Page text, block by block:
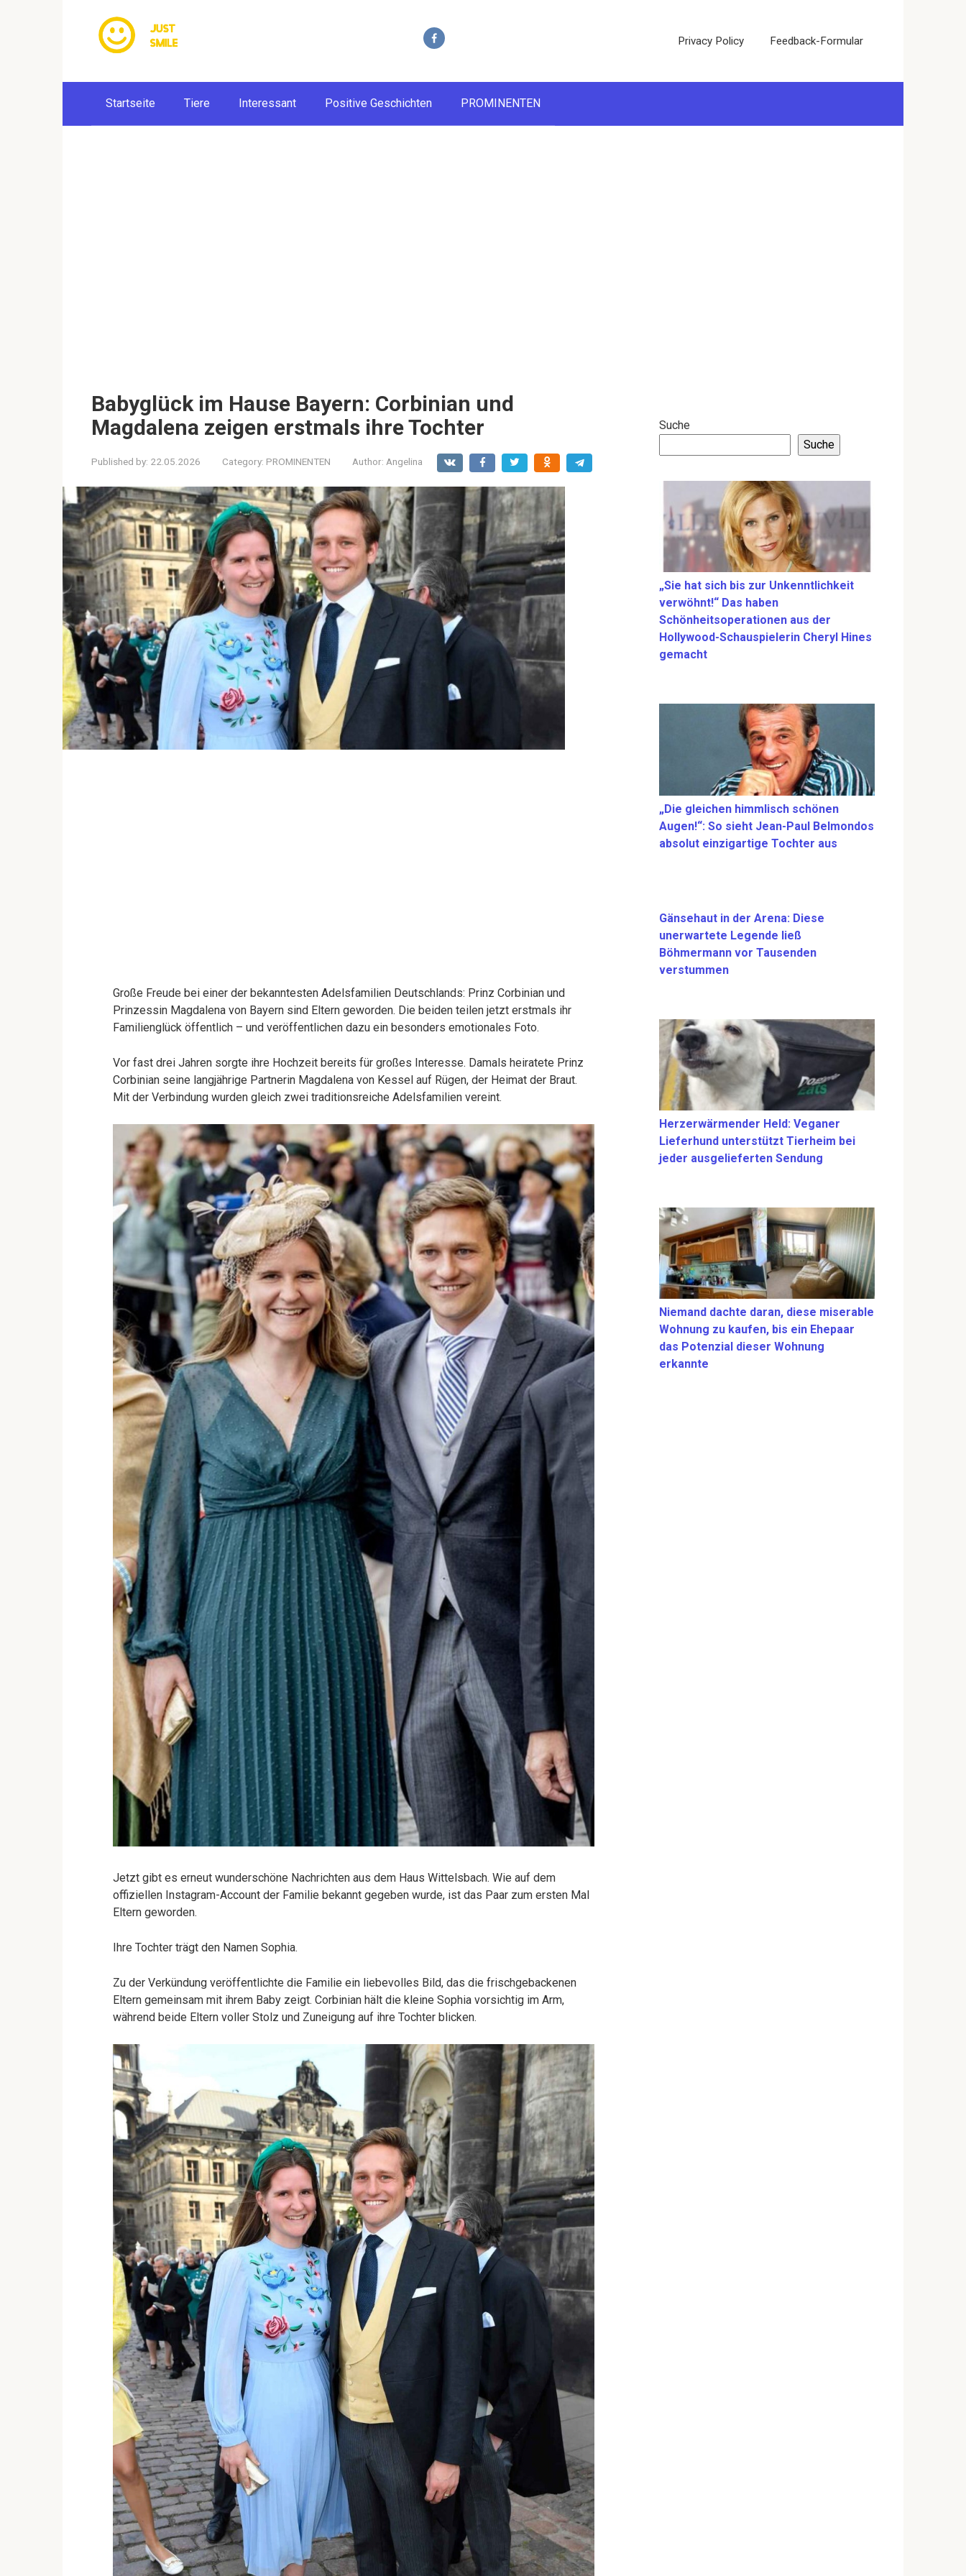
Privacy Policy Feedback-Formular
Startseite Tiere Interessant Positive Geschichten PROMINENTEN
Babyglück im Hause Bayern: Corbinian und
Magdalena zeigen erstmals ihre Tochter
Published by: 22.05.2026 Category: PROMINENTEN Author: Angelina
Große Freude bei einer der bekanntesten Adelsfamilien Deutschlands: Prinz Corbinian und
Prinzessin Magdalena von Bayern sind Eltern geworden. Die beiden teilen jetzt erstmals ihr
Familienglück öffentlich – und veröffentlichen dazu ein besonders emotionales Foto.
Vor fast drei Jahren sorgte ihre Hochzeit bereits für großes Interesse. Damals heiratete Prinz
Corbinian seine langjährige Partnerin Magdalena von Kessel auf Rügen, der Heimat der Braut.
Mit der Verbindung wurden gleich zwei traditionsreiche Adelsfamilien vereint.
Jetzt gibt es erneut wunderschöne Nachrichten aus dem Haus Wittelsbach. Wie auf dem
offiziellen Instagram-Account der Familie bekannt gegeben wurde, ist das Paar zum ersten Mal
Eltern geworden.
Ihre Tochter trägt den Namen Sophia.
Zu der Verkündung veröffentlichte die Familie ein liebevolles Bild, das die frischgebackenen
Eltern gemeinsam mit ihrem Baby zeigt. Corbinian hält die kleine Sophia vorsichtig im Arm,
während beide Eltern voller Stolz und Zuneigung auf ihre Tochter blicken.
Suche
Suche
„Sie hat sich bis zur Unkenntlichkeit
verwöhnt!“ Das haben
Schönheitsoperationen aus der
Hollywood-Schauspielerin Cheryl Hines
gemacht
„Die gleichen himmlisch schönen
Augen!“: So sieht Jean-Paul Belmondos
absolut einzigartige Tochter aus
Gänsehaut in der Arena: Diese
unerwartete Legende ließ
Böhmermann vor Tausenden
verstummen
Herzerwärmender Held: Veganer
Lieferhund unterstützt Tierheim bei
jeder ausgelieferten Sendung
Niemand dachte daran, diese miserable
Wohnung zu kaufen, bis ein Ehepaar
das Potenzial dieser Wohnung
erkannte